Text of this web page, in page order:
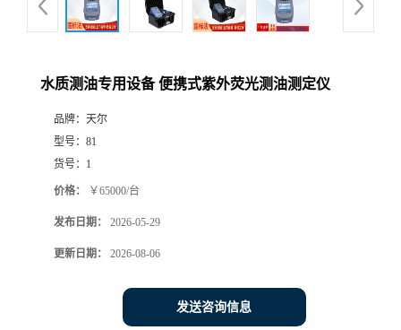
水质测油专用设备 便携式紫外荧光测油测定仪
品牌： 天尔
型号： 81
货号： 1
价格： ￥65000/台
发布日期： 2026-05-29
更新日期： 2026-08-06
发送咨询信息